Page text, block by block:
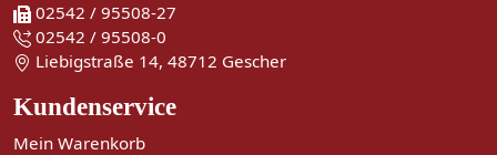
02542 / 95508-27
02542 / 95508-0
Liebigstraße 14, 48712 Gescher
Kundenservice
Mein Warenkorb